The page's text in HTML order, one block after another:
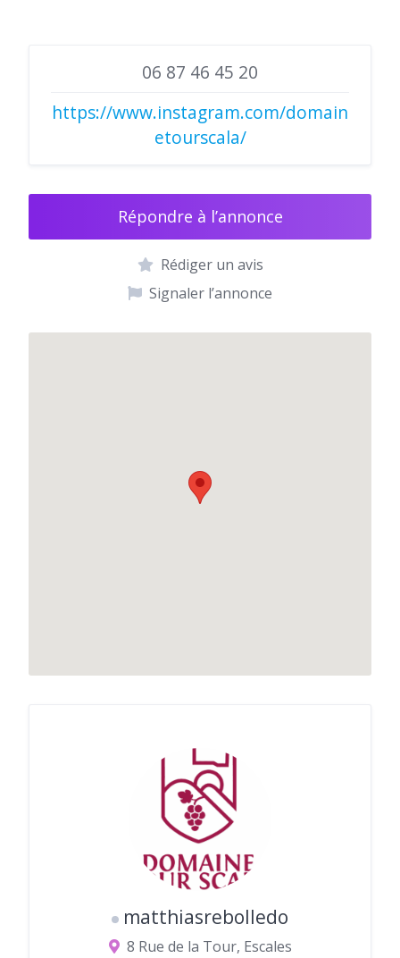
06 87 46 45 20
https://www.instagram.com/domain
etourscala/
Répondre à l’annonce
Rédiger un avis
Signaler l’annonce
matthiasrebolledo
8 Rue de la Tour, Escales